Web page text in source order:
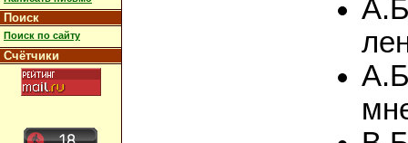
Поиск
Поиск по сайту
Счётчики